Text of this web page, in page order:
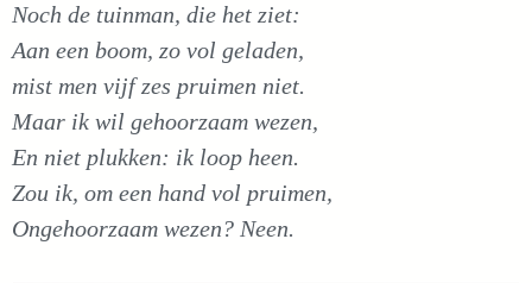
Noch de tuinman, die het ziet:
Aan een boom, zo vol geladen,
mist men vijf zes pruimen niet.
Maar ik wil gehoorzaam wezen,
En niet plukken: ik loop heen.
Zou ik, om een hand vol pruimen,
Ongehoorzaam wezen? Neen.